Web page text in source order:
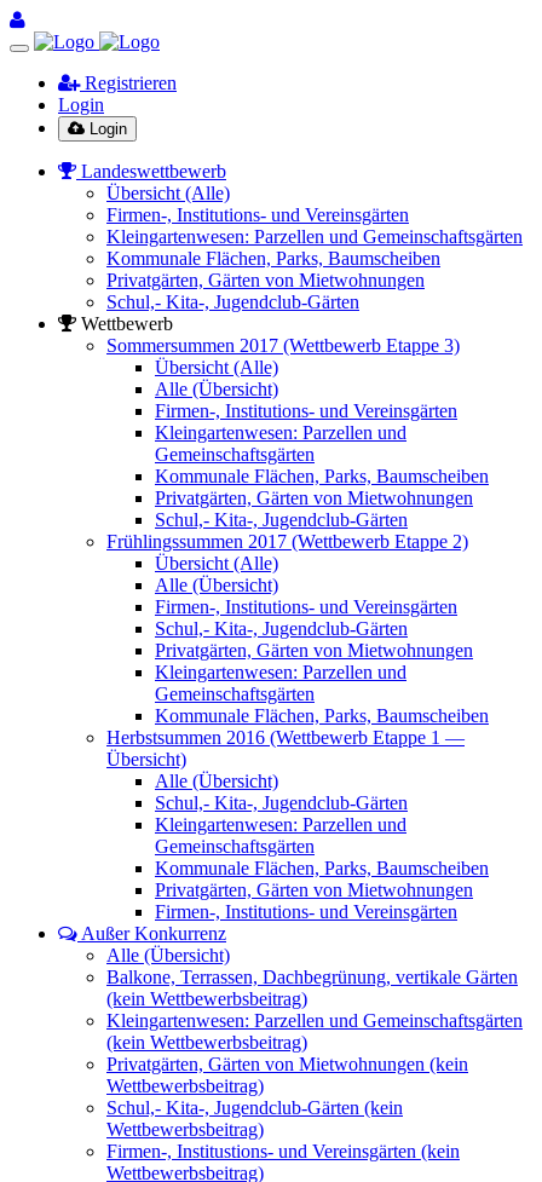
Registrieren
Login
Login
Landeswettbewerb
Übersicht (Alle)
Firmen-, Institutions- und Vereinsgärten
Kleingartenwesen: Parzellen und Gemeinschaftsgärten
Kommunale Flächen, Parks, Baumscheiben
Privatgärten, Gärten von Mietwohnungen
Schul,- Kita-, Jugendclub-Gärten
Wettbewerb
Sommersummen 2017 (Wettbewerb Etappe 3)
Übersicht (Alle)
Alle (Übersicht)
Firmen-, Institutions- und Vereinsgärten
Kleingartenwesen: Parzellen und
Gemeinschaftsgärten
Kommunale Flächen, Parks, Baumscheiben
Privatgärten, Gärten von Mietwohnungen
Schul,- Kita-, Jugendclub-Gärten
Frühlingssummen 2017 (Wettbewerb Etappe 2)
Übersicht (Alle)
Alle (Übersicht)
Firmen-, Institutions- und Vereinsgärten
Schul,- Kita-, Jugendclub-Gärten
Privatgärten, Gärten von Mietwohnungen
Kleingartenwesen: Parzellen und
Gemeinschaftsgärten
Kommunale Flächen, Parks, Baumscheiben
Herbstsummen 2016 (Wettbewerb Etappe 1 —
Übersicht)
Alle (Übersicht)
Schul,- Kita-, Jugendclub-Gärten
Kleingartenwesen: Parzellen und
Gemeinschaftsgärten
Kommunale Flächen, Parks, Baumscheiben
Privatgärten, Gärten von Mietwohnungen
Firmen-, Institutions- und Vereinsgärten
Außer Konkurrenz
Alle (Übersicht)
Balkone, Terrassen, Dachbegrünung, vertikale Gärten
(kein Wettbewerbsbeitrag)
Kleingartenwesen: Parzellen und Gemeinschaftsgärten
(kein Wettbewerbsbeitrag)
Privatgärten, Gärten von Mietwohnungen (kein
Wettbewerbsbeitrag)
Schul,- Kita-, Jugendclub-Gärten (kein
Wettbewerbsbeitrag)
Firmen-, Institustions- und Vereinsgärten (kein
Wettbewerbsbeitrag)